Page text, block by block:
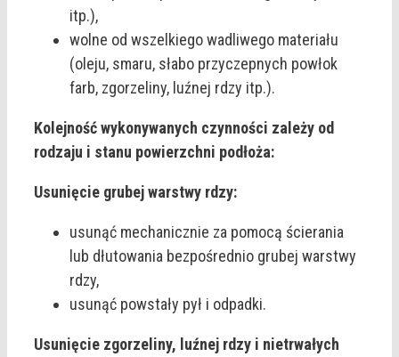
itp.),
wolne od wszelkiego wadliwego materiału
(oleju, smaru, słabo przyczepnych powłok
farb, zgorzeliny, luźnej rdzy itp.).
Kolejność wykonywanych czynności zależy od
rodzaju i stanu powierzchni podłoża:
Usunięcie grubej warstwy rdzy:
usunąć mechanicznie za pomocą ścierania
lub dłutowania bezpośrednio grubej warstwy
rdzy,
usunąć powstały pył i odpadki.
Usunięcie zgorzeliny, luźnej rdzy i nietrwałych